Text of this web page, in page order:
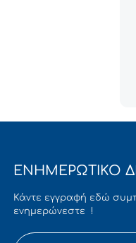
ΕΝΗΜΕΡΩΤΙΚΟ
Κάντε εγγραφή εδώ
ενημερώνεστε !